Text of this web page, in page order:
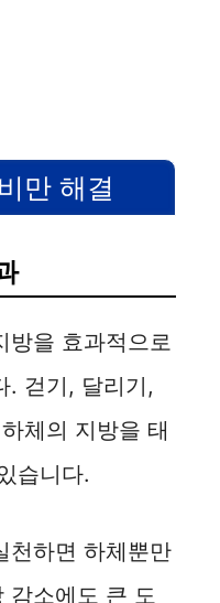
만 해결
방을 효과적으로
. 걷기, 달리기,
체의 지방을 태
습니다.
천하면 하체뿐만
감소에도 큰 도